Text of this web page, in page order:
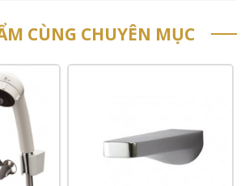
CÙNG CHUYÊN MỤC